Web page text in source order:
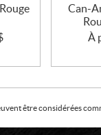
Can-
À
être considérées